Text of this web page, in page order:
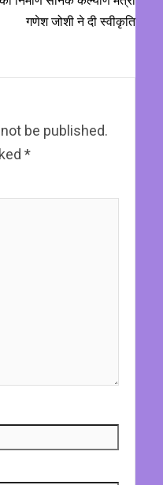
गणेश जोशी ने दी स्वीकृति
be published.
*